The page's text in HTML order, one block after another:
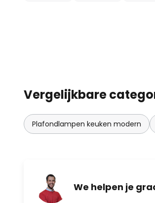
Vergelijkbare
Plafondlampen keuken modern
We helpen je